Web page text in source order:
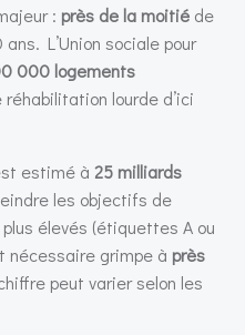
: près de la moitié de
L’Union sociale pour
000 logements
lourde d’ici
estimé à 25 milliards
les objectifs de
élevés (étiquettes A ou
nécessaire grimpe à près
peut varier selon les